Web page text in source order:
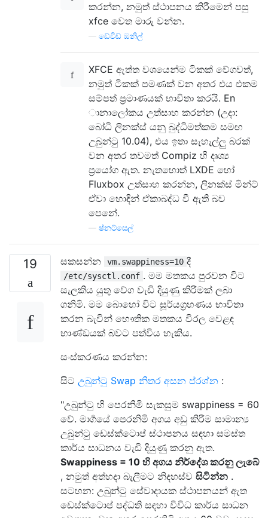
කරන්න, නමුත් ස්ථාපනය කිරීමෙන් පසු
xfce වෙත මාරු වන්න.
ඩේවිඩ් ඔනිල්
XFCE ඇත්ත වශයෙන්ම ටිකක් වේගවත්,
නමුත් ටිකක් පමණක් වන අතර එය එකම
සම්පත් ප්‍රමාණයක් භාවිතා කරයි. En
ානාලෝකය උත්සාහ කරන්න (උදා:
බෝධි ලිනක්ස් යනු බුද්ධිමත්කම සමඟ
උබුන්ටු 10.04), එය ඉතා සැහැල්ලු බරක්
වන අතර තවමත් Compiz හි දෘශ්‍ය
ප්‍රයෝග ඇත. නැතහොත් LXDE හෝ
Fluxbox උත්සාහ කරන්න, ලිනක්ස් මින්ට්
ඒවා හොඳින් ඒකාබද්ධ වී ඇති බව
පෙනේ.
ෂ්නට්සෙල්
19 සකසන්න vm.swappiness=10 දී
/etc/sysctl.conf . මම මතකය පුරවන විට
සැලකිය යුතු වේග වැඩි දියුණු කිරීමක් ලබා
ගනිමි. මම බොහෝ විට සූර්යග්‍රහණය භාවිතා
කරන බැවින් භෞතික මතකය විරල වෙළඳ
භාණ්ඩයක් බවට පත්විය හැකිය.
සංස්කරණය කරන්න:
සිට උබුන්ටු Swap නිතර අසන ප්රශ්න :
"උබුන්ටු හි පෙරනිමි සැකසුම swappiness = 60
වේ. මාර්‍ගයේ පෙරනිමි අගය අඩු කිරීම සාමාන්‍ය
උබුන්ටු ඩෙස්ක්ටොප් ස්ථාපනය සඳහා සමස්ත
කාර්ය සාධනය වැඩි දියුණු කරනු ඇත.
Swappiness = 10 හි අගය නිර්දේශ කරනු ලැබේ
, නමුත් අත්හදා බැලීමට නිදහස්ව සිටින්න .
සටහන: උබුන්ටු සේවාදායක ස්ථාපනයන් ඇත
ඩෙස්ක්ටොප් පද්ධති සඳහා විවිධ කාර්ය සාධන